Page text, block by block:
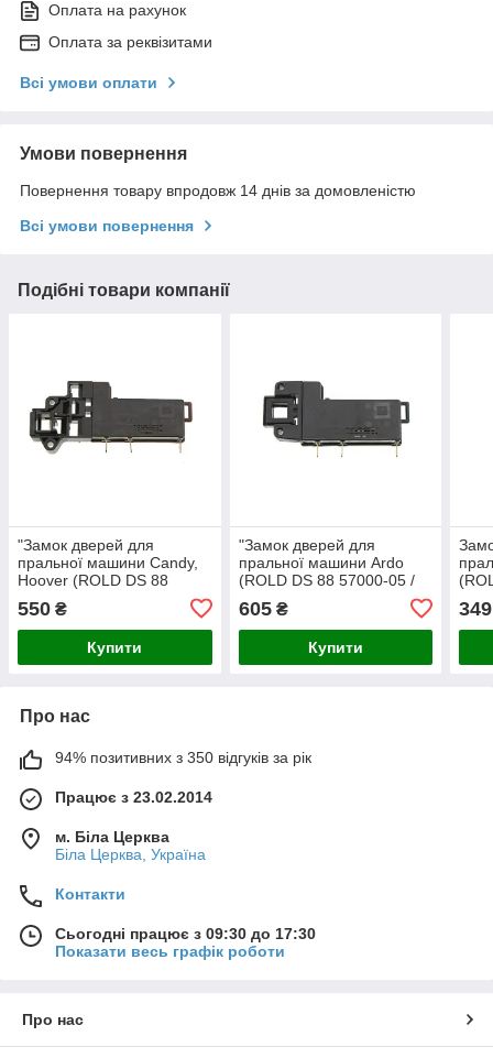
Оплата на рахунок
Оплата за реквізитами
Всі умови оплати
Умови повернення
Повернення товару впродовж 14 днів за домовленістю
Всі умови повернення
Подібні товари компанії
"Замок дверей для
пральної машини Candy,
Hoover (ROLD DS 88
92122191 / 6511125 /
550 ₴
Купити
"Замок дверей для
пральної машини Ardo
(ROLD DS 88 57000-05 /
9026106) - 42000800 /
148AK08
605₴
Купити
349
Про нас
94% позитивних з 350 відгуків за рік
Працює з 23.02.2014
м. Біла Церква
Біла Церква, Україна
Контакти
Сьогодні працює з 09:30 до 17:30
Показати весь графік роботи
Про нас